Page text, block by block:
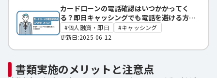
カードローンの電話確認はいつかかってく
る？即日キャッシングでも電話を避ける方法
を紹介
個人融資・即日
キャッシング
更新日:2025-06-12
書類実施のメリットと注意点